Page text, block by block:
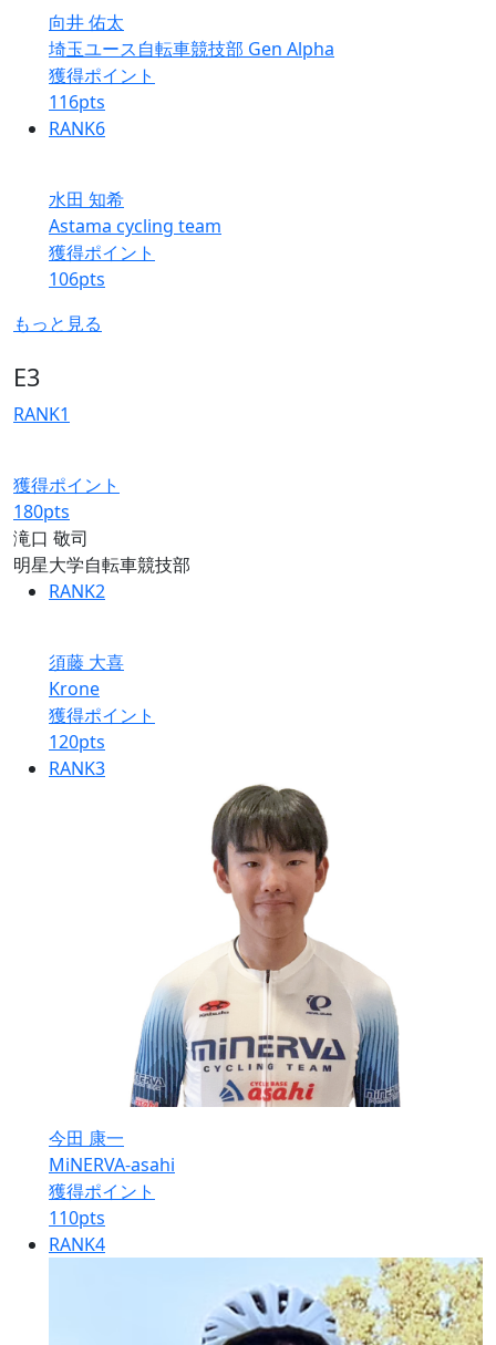
向井 佑太
埼玉ユース自転車競技部 Gen Alpha
獲得ポイント
116pts
RANK6
水田 知希
Astama cycling team
獲得ポイント
106pts
もっと見る
E3
RANK1
獲得ポイント
180pts
滝口 敬司
明星大学自転車競技部
RANK2
須藤 大喜
Krone
獲得ポイント
120pts
RANK3
今田 康一
MiNERVA-asahi
獲得ポイント
110pts
RANK4